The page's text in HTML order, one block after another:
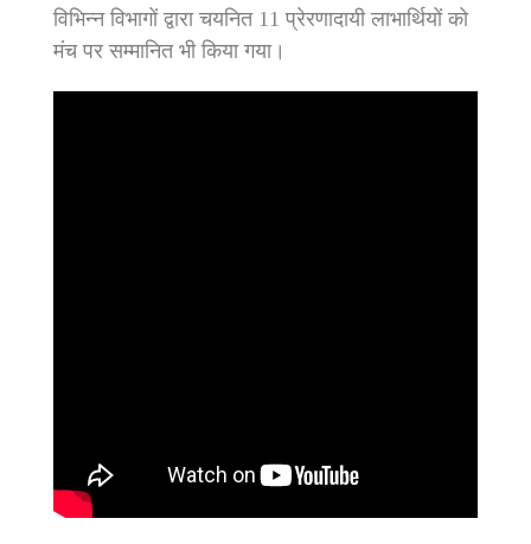
विभिन्न विभागों द्वारा चयनित 11 प्रेरणादायी लाभार्थियों को
मंच पर सम्मानित भी किया गया।